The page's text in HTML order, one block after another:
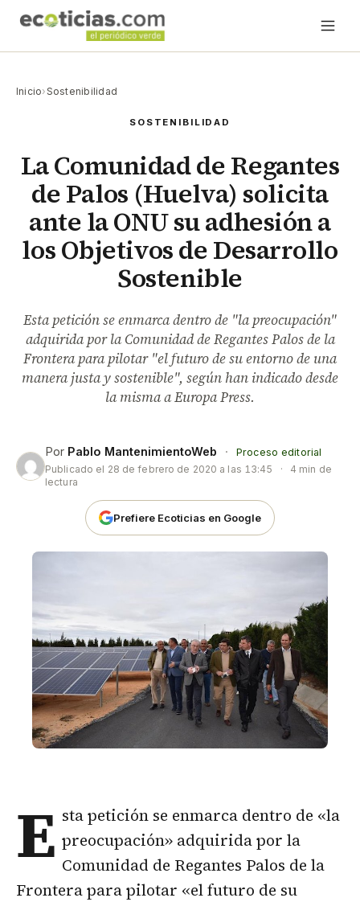
Inicio›Sostenibilidad
SOSTENIBILIDAD
La Comunidad de Regantes
de Palos (Huelva) solicita
ante la ONU su adhesión a
los Objetivos de Desarrollo
Sostenible
Esta petición se enmarca dentro de "la preocupación"
adquirida por la Comunidad de Regantes Palos de la
Frontera para pilotar "el futuro de su entorno de una
manera justa y sostenible", según han indicado desde
la misma a Europa Press.
Por Pablo MantenimientoWeb ·
Proceso editorial
Publicado el 28 de febrero de 2020 a las 13:45 ·
4 min de
lectura
Prefiere Ecoticias en Google
E sta petición se enmarca dentro de «la
preocupación» adquirida por la
Comunidad de Regantes Palos de la
Frontera para pilotar «el futuro de su